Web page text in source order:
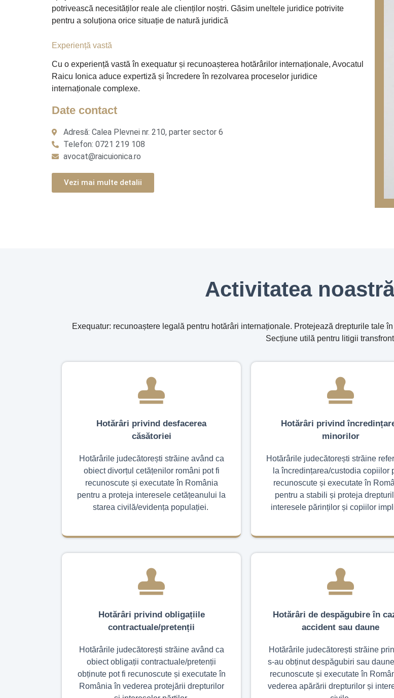
potrivească necesităților reale ale clienților noștri. Găsim uneltele juridice potrivite
pentru a soluționa orice situație de natură juridică
Experiență vastă
Cu o experiență vastă în exequatur și recunoașterea hotărârilor internaționale, Avocatul
Raicu Ionica aduce expertiză și încredere în rezolvarea proceselor juridice
internaționale complexe.
Date contact
Adresă: Calea Plevnei nr. 210, parter sector 6
Telefon: 0721 219 108
avocat@raicuionica.ro
Vezi mai multe detalii
Activitatea
Exequatur: recunoaștere legală pentru hotărâri internaționale. Protejează drepturile tale
Secțiune utilă pentru litigii
Hotărâri privind desfacerea
căsătoriei
Hotărârile judecătorești străine având ca
obiect divorțul cetățenilor români pot fi
recunoscute și executate în România
pentru a proteja interesele cetățeanului la
starea civilă/evidența populației.
Hotărâri privind
minorilor
Hotărârile judecătorești străine
la încredințarea/custodia copiilor
recunoscute și executate în
pentru a stabili și proteja
interesele părinților și copiilor
Hotărâri privind obligațiile
contractuale/pretenții
Hotărârile judecătorești străine având ca
obiect obligații contractuale/pretenții
obținute pot fi recunoscute și executate în
România în vederea protejării drepturilor
Hotărâri de despăgubire în
accident sau daune
Hotărârile judecătorești străine
s-au obținut despăgubiri sau
recunoscute și executate în
vederea apărării drepturilor și